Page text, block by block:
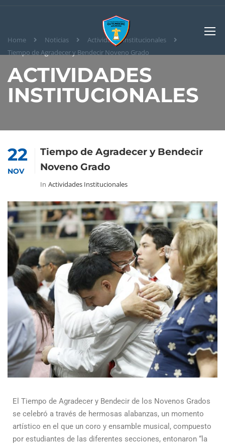
Home Noticias
Actividades institucionales
Tiempo de Agradecer y Bendecir Noveno Grado
ACTIVIDADES
INSTITUCIONALES
22
NOV
Tiempo de Agradecer y Bendecir
Noveno Grado
In Actividades Institucionales
El Tiempo de Agradecer y Bendecir de los Novenos Grados
se celebró a través de hermosas alabanzas, un momento
artístico en el que un coro y ensamble musical, compuesto
por estudiantes de las diferentes secciones, entonaron “la